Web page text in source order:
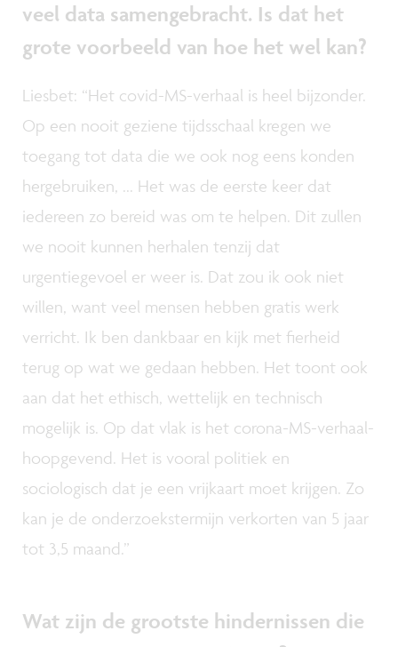
veel data samengebracht. Is dat het
grote voorbeeld van hoe het wel kan?
Liesbet: “Het covid-MS-verhaal is heel bijzonder.
Op een nooit geziene tijdsschaal kregen we
toegang tot data die we ook nog eens konden
hergebruiken, ... Het was de eerste keer dat
iedereen zo bereid was om te helpen. Dit zullen
we nooit kunnen herhalen tenzij dat
urgentiegevoel er weer is. Dat zou ik ook niet
willen, want veel mensen hebben gratis werk
verricht. Ik ben dankbaar en kijk met fierheid
terug op wat we gedaan hebben. Het toont ook
aan dat het ethisch, wettelijk en technisch
mogelijk is. Op dat vlak is het corona-MS-verhaal-
hoopgevend. Het is vooral politiek en
sociologisch dat je een vrijkaart moet krijgen. Zo
kan je de onderzoekstermijn verkorten van 5 jaar
tot 3,5 maand.”
Wat zijn de grootste hindernissen die